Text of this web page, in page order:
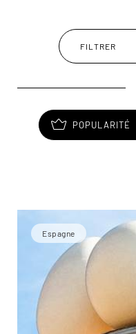
postérité a
l’œuvre enFILTRER
POPULARITÉ
Espagne